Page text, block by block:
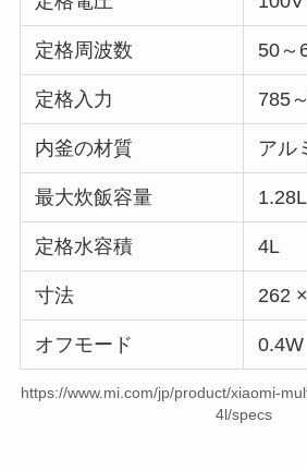
定格周波数 50～
定格入力 785
内釜の材質 アル
最大炊飯容量 1.28L
定格水容積 4L
寸法 262
オフモード 0.4W
https://www.mi.com/jp/product/xiaomi-
4l/specs